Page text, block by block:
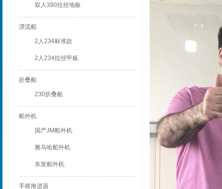
双人390拉丝地板
漂流船
2人234标准款
2人234拉丝甲板
折叠船
230折叠船
船外机
国产JM船外机
雅马哈船外机
东发船外机
手摇推进器